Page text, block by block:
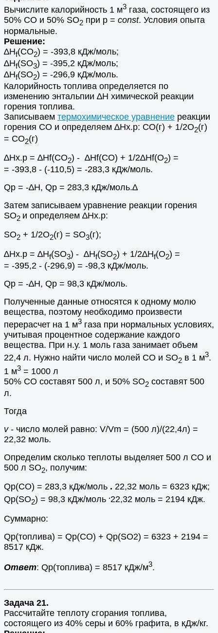
Вычислите калорийность 1 м3 газа, состоящего из
50% СО и 50% SО2 при р = const. Условия опыта
нормальные.
Решение:
∆Нf(CO2) = -393,8 кДж/моль;
∆Нf(SO3) = -395,2 кДж/моль;
∆Нf(SO2) = -296,9 кДж/моль.
Калорийность топлива определяется по
изменению энтальпии ∆Н химической реакции
горения топлива.
Записываем термохимическое уравнение реакции
горения СО и определяем ∆Hх.р: СО(г) + 1/2О2(г)
= СО2(г)
∆Hх.р = ∆Нf(CO2) - ∆Нf(CO) + 1/2∆Нf(O2) =
= -393,8 - (-110,5) = -283,3 кДж/моль.
Qр = -∆H, Qр = 283,3 кДж/моль.∆
Затем записываем уравнение реакции горения
SО2 и определяем ∆Hх.р:
SO2 + 1/2O2(г) = SO3(г);
∆Hх.р = ∆Нf(SO3) - ∆Нf(SO2) + 1/2∆Нf(O2) =
= -395,2 - (-296,9) = -98,3 кДж/моль.
Qр = -∆H, Qр = 98,3 кДж/моль.
Полученные данные относятся к одному молю
вещества, поэтому необходимо произвести
перерасчет на 1 м3 газа при нормальных условиях,
учитывая процентное содержание каждого
вещества. При н.у. 1 моль газа занимает объем
22,4 л. Нужно найти число молей СО и SО2 в 1 м3.
1 м3 = 1000 л
50% СО составят 500 л, и 50% SО2 составят 500
л.
Тогда
v- число молей равно: V/Vm = (500 л)/(22,4л) =
22,32 моль.
Определим сколько теплоты выделяет 500 л СО и
500 л SO2, получим:
Qр(СО) = 283,3 кДж/моль . 22,32 моль = 6323 кДж;
Qр(SO2) = 98,3 кДж/моль .22,32 моль = 2194 кДж.
Суммарно:
Qр(топлива) = Qр(СО) + Qр(SO2) = 6323 + 2194 =
8517 кДж.
Ответ: Qр(топлива) = 8517 кДж/м3.
Задача 21.
Рассчитайте теплоту сгорания топлива,
состоящего из 40% серы и 60% графита, в кДж/кг.